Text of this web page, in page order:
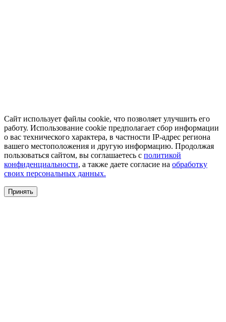
Сайт использует файлы cookie, что позволяет улучшить его
работу. Использование cookie предполагает сбор информации
о вас технического характера, в частности IP-адрес региона
вашего местоположения и другую информацию. Продолжая
пользоваться сайтом, вы соглашаетесь с политикой
конфиденциальности, а также даете согласие на обработку
своих персональных данных.
Принять